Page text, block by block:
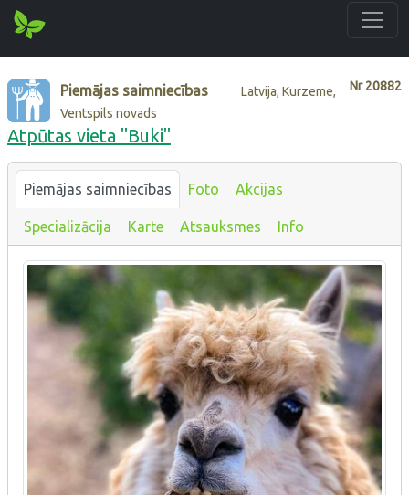
Nr20882
Piemājas saimniecības
Latvija, Kurzeme,
Ventspils novads
Atpūtas vieta "Buki"
Piemājas saimniecības Foto Akcijas
Specializācija Karte Atsauksmes Info